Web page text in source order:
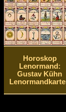
Horoskop
Lenormand:
Gustav Kühn